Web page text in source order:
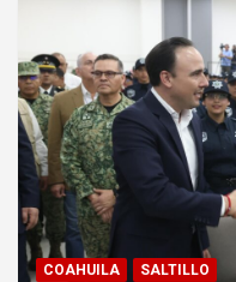
COAHUILA SALTILLO